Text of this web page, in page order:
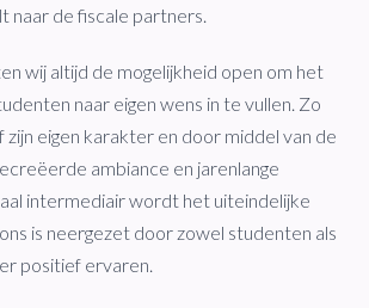
naar de fiscale partners.
wij altijd de mogelijkheid open om het
naar eigen wens in te vullen. Zo
eigen karakter en door middel van de
ambiance en jarenlange
intermediair wordt het uiteindelijke
is neergezet door zowel studenten als
positief ervaren.